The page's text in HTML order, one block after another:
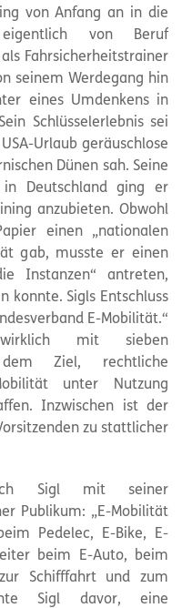
von Anfang an in die
von Beruf
Fahrsicherheitstrainer
seinem Werdegang hin
eines Umdenkens in
Schlüsselerlebnis sei
Urlaub geräuschlose
Dünen sah. Seine
Deutschland ging er
anzubieten. Obwohl
einen „nationalen
gab, musste er einen
Instanzen“ antreten,
konnte. Sigls Entschluss
E-Mobilität.“
mit sieben
dem Ziel, rechtliche
unter Nutzung
Inzwischen ist der
zu stattlicher
Sigl mit seiner
Publikum: „E-Mobilität
Pedelec, E-Bike, E-
beim E-Auto, beim
Schifffahrt und zum
Sigl davor, eine